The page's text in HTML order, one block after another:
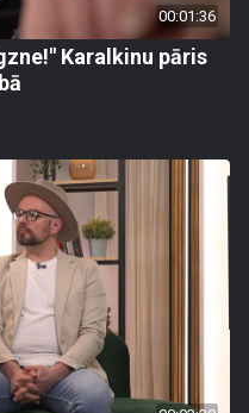
00:01:36
Karalkinu pāris